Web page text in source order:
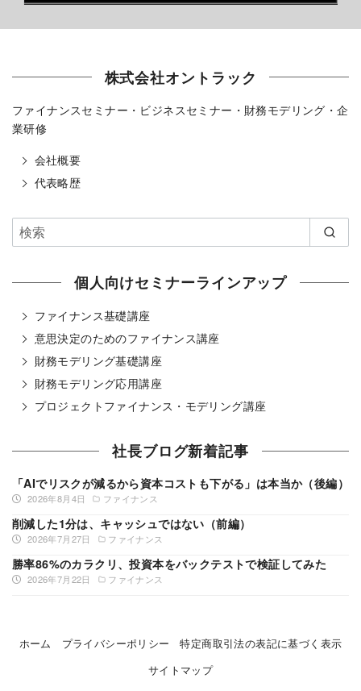
株式会社オントラック
ファイナンスセミナー・ビジネスセミナー・財務モデリング・企
業研修
会社概要
代表略歴
個人向けセミナーラインアップ
ファイナンス基礎講座
意思決定のためのファイナンス講座
財務モデリング基礎講座
財務モデリング応用講座
プロジェクトファイナンス・モデリング講座
社長ブログ新着記事
2026年8月4日 ファイナンス
「AIでリスクが減るから資本コストも下がる」は本当か（後編）
2026年7月27日 ファイナンス
削減した1分は、キャッシュではない（前編）
2026年7月22日 ファイナンス
勝率86%のカラクリ、投資本をバックテストで検証してみた
ホーム プライバシーポリシー
特定商取引法の表記に基づく表示
サイトマップ